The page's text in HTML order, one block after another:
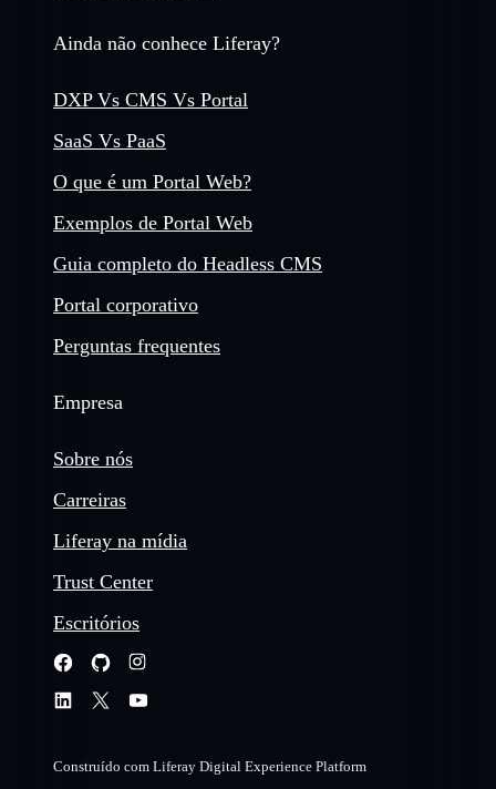
Ainda não conhece Liferay?
DXP Vs CMS Vs Portal
SaaS Vs PaaS
O que é um Portal Web?
Exemplos de Portal Web
Guia completo do Headless CMS
Portal corporativo
Perguntas frequentes
Empresa
Sobre nós
Carreiras
Liferay na mídia
Trust Center
Escritórios
Construído com Liferay Digital Experience Platform